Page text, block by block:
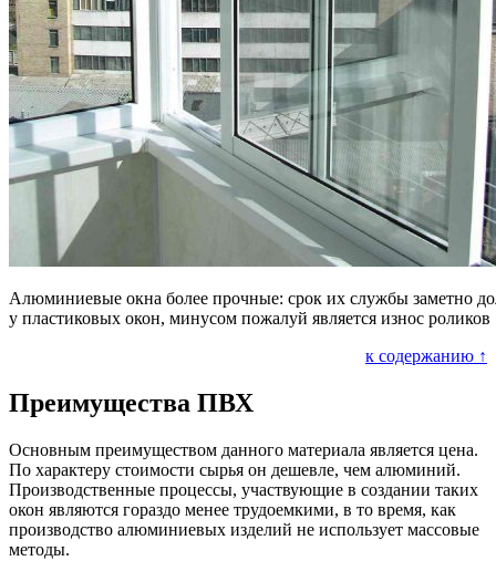
Алюминиевые окна более прочные: срок их службы заметно
у пластиковых окон, минусом пожалуй является износ роликов
к содержанию ↑
Преимущества ПВХ
Основным преимуществом данного материала является цена.
По характеру стоимости сырья он дешевле, чем алюминий.
Производственные процессы, участвующие в создании таких
окон являются гораздо менее трудоемкими, в то время, как
производство алюминиевых изделий не использует массовые
методы.